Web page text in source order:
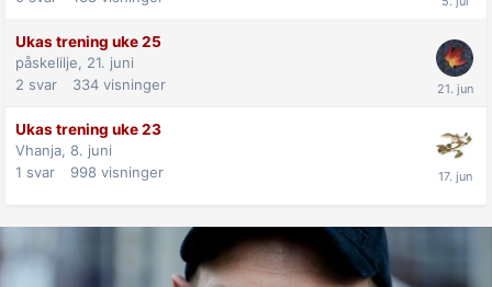
Ukas trening uke 25
påskelilje, 21. juni
2 svar 334 visninger
Ukas trening uke 23
Vhanja, 8. juni
1 svar 998 visninger